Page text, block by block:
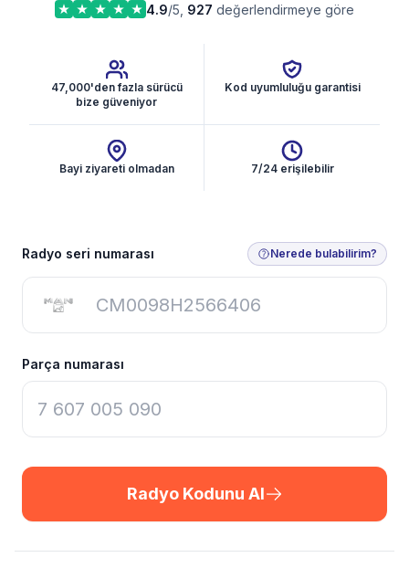
4.9/5, 927 değerlendirmeye göre
47,000'den fazla sürücü
bize güveniyor
Kod uyumluluğu garantisi
Bayi ziyareti olmadan 7/24 erişilebilir
Radyo Kodunu Al
Radyo seri numarası Nerede bulabilirim?
Parça numarası
Radyo Kodunu Al